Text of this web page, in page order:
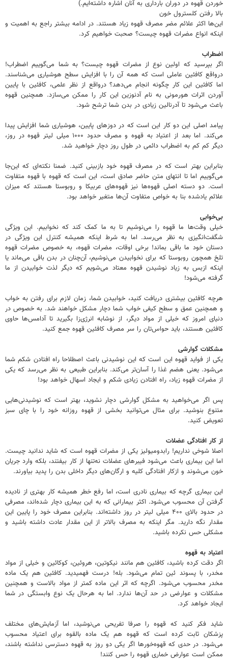
خوردن قهوه در دوران بارداری به آنان اشاره داشته‌ایم.)
بالا رفتن کلسترول خون
این‌ها اکثر علائم مضر مصرف قهوه زیاد هستند. در ادامه بیشتر راجع به اهمیت و
اینکه انواع مضرات قهوه چیست؟ صحبت خواهیم کرد.
اضطراب
اگر بپرسید که اولین نوع از مضرات قهوه چیست؟ به شما می‌گوییم اضطراب!
درواقع کافئین عاملی است که همه آن را با افزایش سطح هوشیاری می‌شناسند.
اما کافئین این کار چگونه انجام می‌دهد؟ درواقع از نظر علمی، کافئین با پایین
آوردن اثرات هورمونی به نام آدنوزین این کار را ممکن می‌سازد. همچنین قهوه
باعث می‌شود تا آدرنالین زیادی در بدن شما ترشح شود.
پیامد اصلی این دو کار این است که در دوزهای پایین، هوشیاری شما افزایش پیدا
می‌کند. اما بعد از اعتیاد به قهوه و مصرف حدود ۱۰۰۰ میلی لیتر قهوه در روز،
دیگر کم کم به اضطراب دائمی در طول روز دچار خواهید شد.
بنابراین بهتر است که در مصرف قهوه خود بازبینی کنید. ضمنا نکته‌ای که این‌جا
می‌گوییم اما تا انتهای متن حاضر صادق است، این است که قهوه با قهوه متفاوت
است. دو دسته اصلی قهوه‌ها نیز قهوه‌های عربیکا و روبوستا هستند که میزان
علائم یادشده بنا به خواص متفاوت آن‌ها متغیر خواهد بود.
بی‌خوابی
خیلی وقت‌ها ما قهوه را می‌نوشیم تا به ما کمک کند که نخوابیم. این ویژگی
شگفت‌انگیزی به نظر می‌رسد. اما به شرط اینکه همیشه کنترل این ویژگی در
دستان خود ما باقی بماند! برخی اوقات، مضرات قهوه، به خصوص مضرات قهوه
تلخ همچون روبوستا که برای نخوابیدن می‌نوشیم، آن‌چنان در بدن باقی می‌ماند یا
اینکه ازبس به زیاد نوشیدن قهوه معتاد می‌شویم که دیگر لذت خوابیدن از ما
گرفته می‌شود!
هرچه کافئین بیشتری دریافت کنید، خوابیدن شما، زمان لازم برای رفتن به خواب
و همچنین عمق و سطح کیفی خواب شما دچار مشکل خواهند شد. به خصوص در
دنیای امروز که خیلی از مواد دیگر، از نوشابه انرژی‌زا بگیرید تا آدامس‌ها حاوی
کافئین هستند، باید حواس‌تان را سر مصرف کافئین قهوه جمع کنید.
مشکلات گوارشی
یکی از فواید قهوه این است که این نوشیدنی باعث اصطلاحا راه افتادن شکم شما
می‌شود. یعنی هضم غذا را آسان‌تر می‌کند. بنابراین طبیعی به نظر می‌رسد که یکی
از مضرات قهوه زیاد، راه افتادن زیادی شکم و ایجاد اسهال خواهد بود!
پس اگر می‌خواهید به مشکل گوارشی دچار نشوید، بهتر است که نوشیدنی‌هایی
متنوع بنوشید. برای مثال می‌توانید بخشی از قهوه روزانه خود را با چای سبز
تعویض کنید.
از کار افتادگی عضلات
اصلا شوخی نداریم! رابدومیولیز یکی از مضرات قهوه است که شاید ندانید چیست.
اما این بیماری باعث می‌شود فیبرهای عضلات نه‌تنها از کار بیفتند، بلکه وارد جریان
خون می‌شوند و ازکار افتادگی کلیه و ارگان‌های دیگر داخلی بدن را پدید بیاورند.
این بیماری گرچه که بیماری نادری است، اما رفع خطر همیشه کار بهتری از نادیده
گرفتن آن محسوب می‌شود. اکثر بیمارانی که به این بیماری دچار شده‌اند، مصرفی
در حدود بالای ۴۰۰ میلی لیتر در روز داشته‌اند. بنابراین مصرف خود را پایین این
مقدار نگه دارید. مگر اینکه به مصرف بالاتر از این مقدار عادت داشته باشید و
مشکلی حس نکرده باشید.
اعتیاد به قهوه
اگر دقت کرده باشید، کافئین هم مانند نیکوتین، هروئین، کوکائین و خیلی از مواد
مخدر، با پسوند ئین تمام می‌شود. بله! درست فهمیدید. کافئین هم یک ماده
مخدر محسوب می‌شود. اگرچه که اثر این ماده کمتر از مواد بالاست و همچنین
مشکلات و عوارضی در حد آن‌ها ندارد. اما به هرحال یک نوع وابستگی در شما
ایجاد خواهد کرد.
شاید فکر کنید که قهوه را صرفا تفریحی می‌نوشید، اما آزمایش‌های مختلف
پزشکان ثابت کرده است که قهوه هم یک ماده بالقوه برای اعتیاد محسوب
می‌شود. در حدی که قهوه‌خورها اگر یکی دو روز به قهوه دسترسی نداشته باشند،
ممکن است عوارض خماری قهوه را حس کنند!